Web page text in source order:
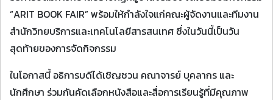
“ARIT BOOK FAIR” พร้อมให้กำลังใจแก่คณะผู้จัดงานและทีมงาน
สำนักวิทยบริการและเทคโนโลยีสารสนเทศ ซึ่งในวันนี้เป็นวัน
สุดท้ายของการจัดกิจกรรม
ในโอกาสนี้ อธิการบดีได้เชิญชวน คณาจารย์ บุคลากร และ
นักศึกษา ร่วมกันคัดเลือกหนังสือและสื่อการเรียนรู้ที่มีคุณภาพ